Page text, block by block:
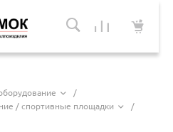
/
/ спортивные площадки
/